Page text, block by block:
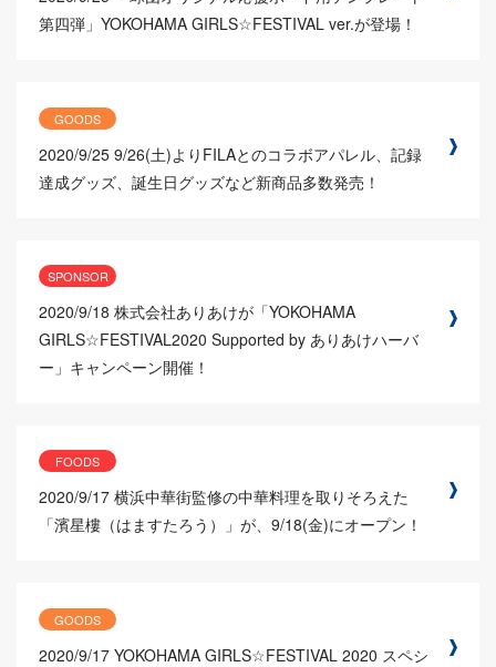
第四弾」YOKOHAMA GIRLS☆FESTIVAL ver.が登場！
GOODS
2020/9/25 9/26(土)よりFILAとのコラボアパレル、記録
達成グッズ、誕生日グッズなど新商品多数発売！
SPONSOR
2020/9/18 株式会社ありあけが「YOKOHAMA
GIRLS☆FESTIVAL2020 Supported by ありあけハーバ
ー」キャンペーン開催！
FOODS
2020/9/17 横浜中華街監修の中華料理を取りそろえた
「濱星樓（はますたろう）」が、9/18(金)にオープン！
GOODS
2020/9/17 YOKOHAMA GIRLS☆FESTIVAL 2020 スペシ